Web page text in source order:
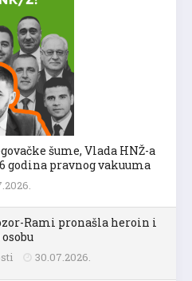
šume, Vlada HNŽ-a
godina pravnog vakuuma
Rami pronašla heroin i
30.07.2026.